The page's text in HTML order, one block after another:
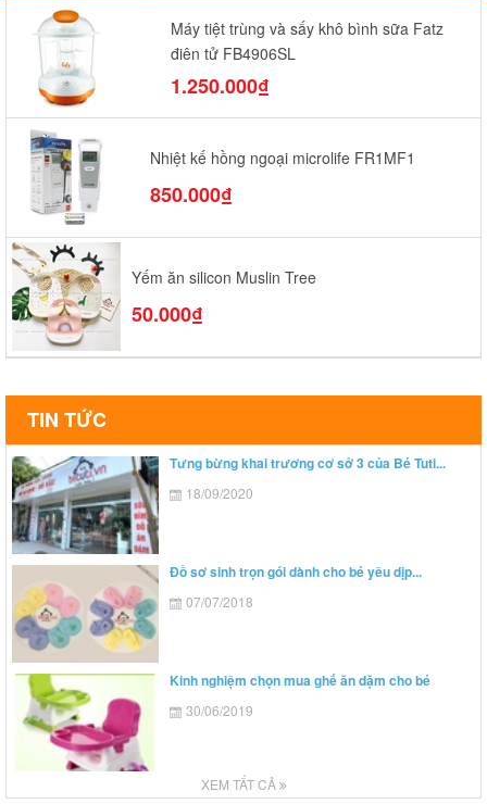
Máy tiệt trùng và sấy khô bình sữa Fatz
điện tử FB4906SL
1.250.000₫
Nhiệt kế hồng ngoại microlife FR1MF1
850.000₫
Yếm ăn silicon Muslin Tree
50.000₫
TIN TỨC
Tưng bừng khai trương cơ sở 3 của Bé Tuti...
18/09/2020
Đồ sơ sinh trọn gói dành cho bé yêu dịp...
07/07/2018
Kinh nghiệm chọn mua ghế ăn dặm cho bé
30/06/2019
XEM TẤT CẢ